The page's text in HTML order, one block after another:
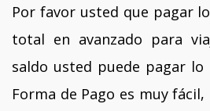
Por favor usted que pagar
total en avanzado para
saldo usted puede pagar lo
Forma de Pago es muy